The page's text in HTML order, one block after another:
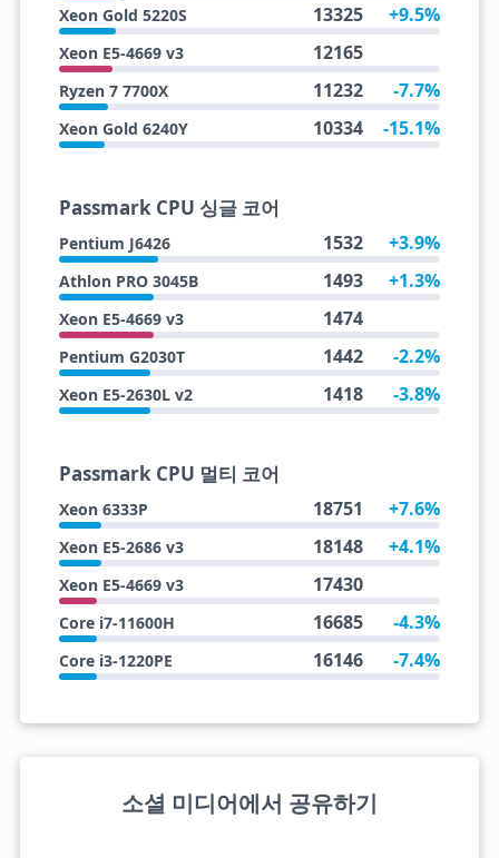
Xeon Gold 5220S 13325 +9.5%
Xeon E5-4669 v3 12165
Ryzen 7 7700X 11232 -7.7%
Xeon Gold 6240Y 10334 -15.1%
Passmark CPU 싱글 코어
Pentium J6426 1532 +3.9%
Athlon PRO 3045B 1493 +1.3%
Xeon E5-4669 v3 1474
Pentium G2030T 1442 -2.2%
Xeon E5-2630L v2 1418 -3.8%
Passmark CPU 멀티 코어
Xeon 6333P 18751 +7.6%
Xeon E5-2686 v3 18148 +4.1%
Xeon E5-4669 v3 17430
Core i7-11600H 16685 -4.3%
Core i3-1220PE 16146 -7.4%
소셜 미디어에서 공유하기